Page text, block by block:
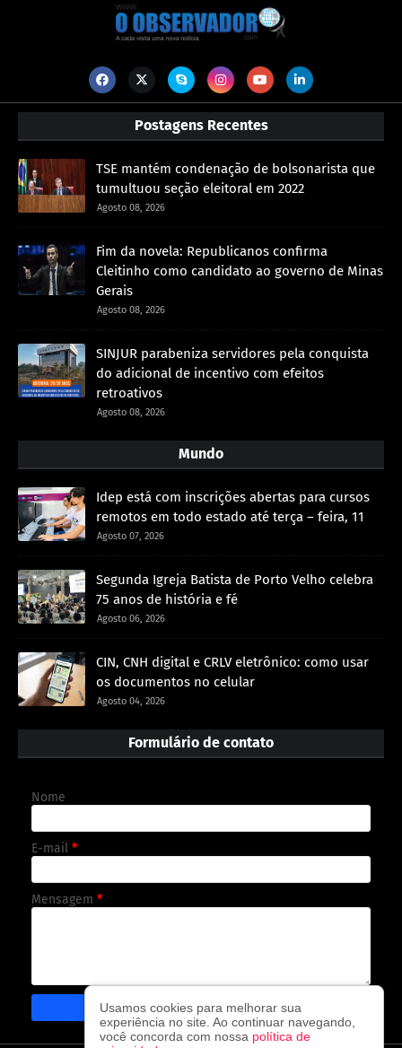
Postagens Recentes
TSE mantém condenação de bolsonarista que
tumultuou seção eleitoral em 2022
Agosto 08, 2026
Fim da novela: Republicanos confirma
Cleitinho como candidato ao governo de Minas
Gerais
Agosto 08, 2026
SINJUR parabeniza servidores pela conquista
do adicional de incentivo com efeitos
retroativos
Agosto 08, 2026
Mundo
Idep está com inscrições abertas para cursos
remotos em todo estado até terça – feira, 11
Agosto 07, 2026
Segunda Igreja Batista de Porto Velho celebra
75 anos de história e fé
Agosto 06, 2026
CIN, CNH digital e CRLV eletrônico: como usar
os documentos no celular
Agosto 04, 2026
Formulário de contato
Nome
E-mail *
Mensagem *
Usamos cookies para melhorar sua
experiência no site. Ao continuar navegando,
você concorda com nossa política de